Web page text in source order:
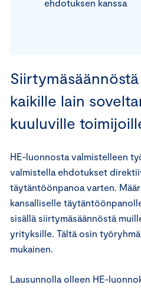
ehdotuksen kanssa
kaikille lain
kuuluville
HE-luonnosta valmistelleen
valmistella ehdotukset
täytäntöönpanoa varten.
kansalliselle
sisällä siirtymäsäännöstä
yrityksille. Tältä osin
mukainen.
Lausunnolla olleen HE-